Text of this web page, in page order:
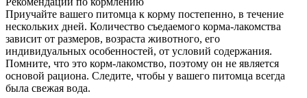
Приучайте вашего питомца к корму постепенно, в течение
нескольких дней. Количество съедаемого корма-лакомства
зависит от размеров, возраста животного, его
индивидуальных особенностей, от условий содержания.
Помните, что это корм-лакомство, поэтому он не является
основой рациона. Следите, чтобы у вашего питомца всегда
была свежая вода.